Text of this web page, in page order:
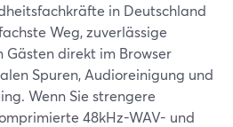
in Deutschland
Weg, zuverlässige
Gästen direkt im Browser
Spuren, Audioreinigung und
Wenn Sie strengere
48kHz-WAV- und